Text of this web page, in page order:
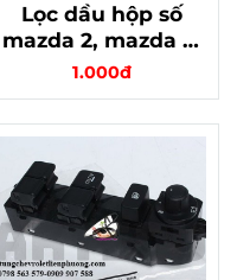
Lọc dầu hộp số
mazda 2, mazda 3,
mazda cx5, mazda
cho hàng xịn, chất
lượng cao
1.000đ